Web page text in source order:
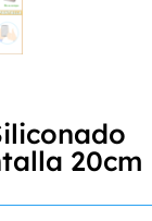
20cm